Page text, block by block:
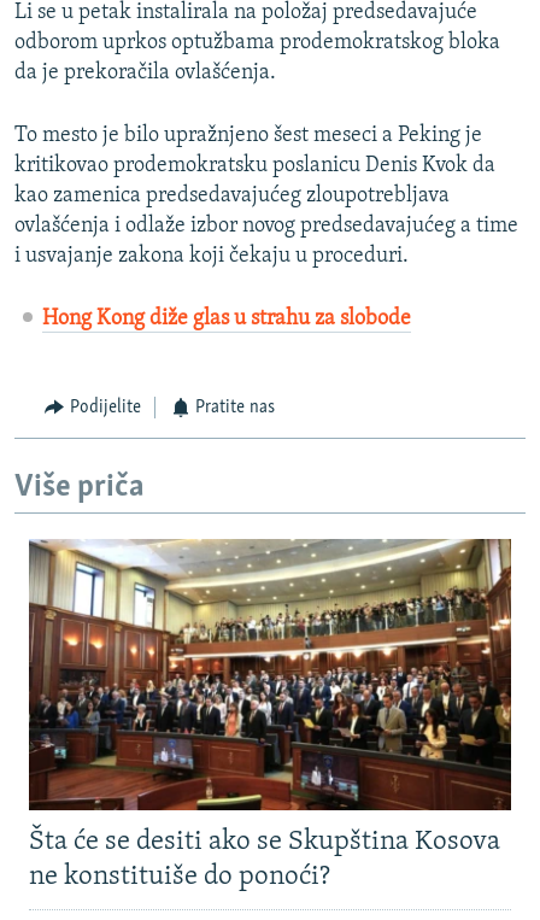
Li se u petak instalirala na položaj predsedavajuće
odborom uprkos optužbama prodemokratskog bloka
da je prekoračila ovlašćenja.
To mesto je bilo upražnjeno šest meseci a Peking je
kritikovao prodemokratsku poslanicu Denis Kvok da
kao zamenica predsedavajućeg zloupotrebljava
ovlašćenja i odlaže izbor novog predsedavajućeg a time
i usvajanje zakona koji čekaju u proceduri.
Hong Kong diže glas u strahu za slobode
Podijelite Pratite nas
Više priča
Šta će se desiti ako se Skupština Kosova
ne konstituiše do ponoći?